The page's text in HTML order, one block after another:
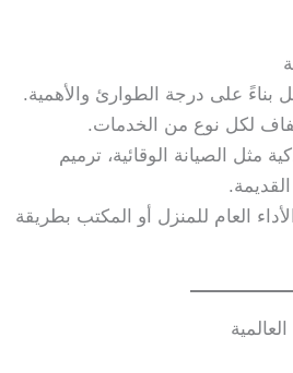
بناءً على درجة الطوارئ والأهمية.
لكل نوع من الخدمات.
الصيانة الوقائية، ترميم
العام للمنزل أو المكتب بطريقة